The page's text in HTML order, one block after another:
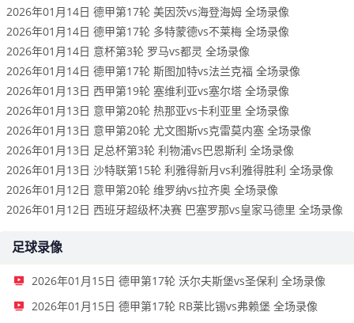
2026年01月14日 德甲第17轮 美因茨vs海登海姆 全场录像
2026年01月14日 德甲第17轮 多特蒙德vs不莱梅 全场录像
2026年01月14日 意杯第3轮 罗马vs都灵 全场录像
2026年01月14日 德甲第17轮 斯图加特vs法兰克福 全场录像
2026年01月13日 西甲第19轮 塞维利亚vs塞尔塔 全场录像
2026年01月13日 意甲第20轮 热那亚vs卡利亚里 全场录像
2026年01月13日 意甲第20轮 尤文图斯vs克雷莫内塞 全场录像
2026年01月13日 足总杯第3轮 利物浦vs巴恩斯利 全场录像
2026年01月13日 沙特联第15轮 利雅得新月vs利雅得胜利 全场录像
2026年01月12日 意甲第20轮 维罗纳vs拉齐奥 全场录像
2026年01月12日 西班牙超级杯决赛 巴塞罗那vs皇家马德里 全场录像
足球录像
2026年01月15日 德甲第17轮 沃尔夫斯堡vs圣保利 全场录像
2026年01月15日 德甲第17轮 RB莱比锡vs弗赖堡 全场录像